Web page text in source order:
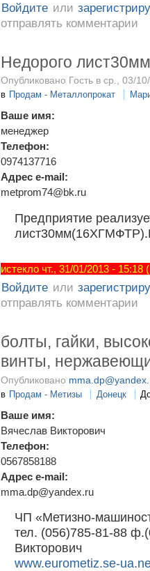
Войдите или
отправлять комментарии
Недорого
Опубликовано Гость в ср., 03/
в Продам - Металлопрокат
Ваше имя:
менеджер
Телефон:
0974137716
Адрес e-mail:
metprom74@bk.ru
Предприятие
истекло чт., 31/01/2013 -
Войдите или
отправлять комментарии
болты, гайки,
винты,
Опубликовано
в Продам - Метизы Донецк
Ваше имя:
Вячеслав Викторович
Телефон:
0567858188
Адрес e-mail:
mma.dp@yandex.ru
ЧП «Метизно-
тел. (056)785-81-88
Викторович
www.eurometiz.se-